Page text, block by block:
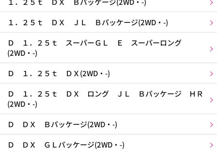
１．２５ｔ ＤＸ ＪＬ Ｂパッケージ(2WD・-)
Ｄ １．２５ｔ スーパーＧＬ Ｅ スーパーロング
(2WD・-)
Ｄ １．２５ｔ ＤＸ(2WD・-)
Ｄ １．２５ｔ ＤＸ ロング ＪＬ Ｂパッケージ ＨＲ
(2WD・-)
Ｄ ＤＸ Ｂパッケージ(2WD・-)
Ｄ ＤＸ ＧＬパッケージ(2WD・-)